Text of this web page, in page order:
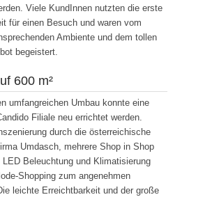
Viele KundInnen nutzten die erste
für einen Besuch und waren vom
Ambiente und dem tollen
begeistert.
600 m²
umfangreichen Umbau konnte eine
Filiale neu errichtet werden.
durch die österreichische
Umdasch, mehrere Shop in Shop
LED Beleuchtung und Klimatisierung
Shopping zum angenehmen
leichte Erreichtbarkeit und der große